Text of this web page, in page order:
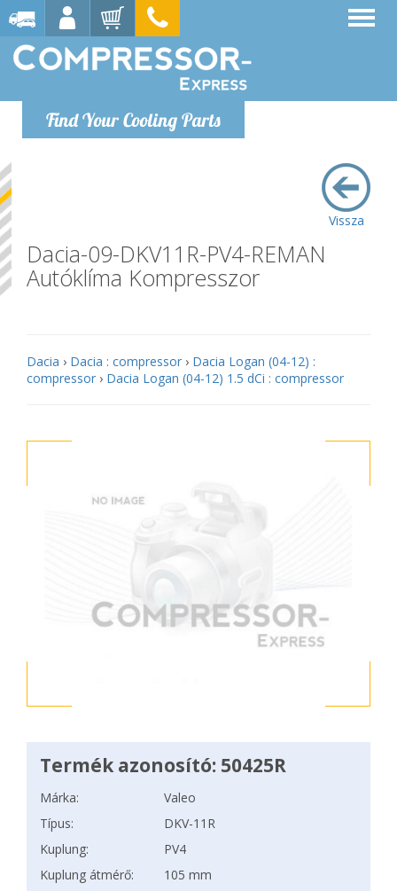
Find Your Cooling Parts
Vissza
Dacia-09-DKV11R-PV4-REMAN
Autóklíma Kompresszor
Dacia › Dacia : compressor › Dacia Logan (04-12) :
compressor › Dacia Logan (04-12) 1.5 dCi : compressor
Termék azonosító: 50425R
Márka:
Valeo
Típus:
DKV-11R
Kuplung:
PV4
Kuplung átmérő:
105 mm